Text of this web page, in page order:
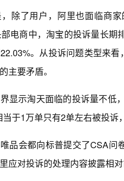
除了用户，阿里也面临商
电商中，淘宝的投诉量长
。从投诉问题类型来
主要矛盾。
显示淘天面临的投诉量不低
于1万单只有2单左右被投
品会都向标普提交了CSA
应对投诉的处理内容披露相